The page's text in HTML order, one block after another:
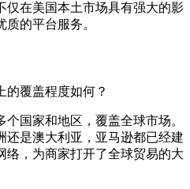
仅在美国本土市场具有强大的影
的平台服务。
的覆盖程度如何？
国家和地区，覆盖全球市场。
还是澳大利亚，亚马逊都已经建
络，为商家打开了全球贸易的大